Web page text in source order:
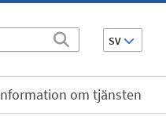
SV
om tjänsten